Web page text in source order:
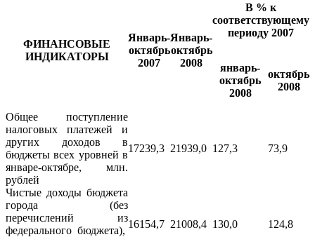
ФИНАНСОВЫЕ
ИНДИКАТОРЫ
Январь-
октябрь
2007
Январь-
октябрь
2008
В % к
соответствующему
периоду 2007
январь-
октябрь
2008
октябрь
2008
Общее поступление
налоговых платежей и
других доходов в
бюджеты всех уровней в
январе-октябре, млн.
рублей
17239,3 21939,0 127,3 73,9
Чистые доходы бюджета
города (без
перечислений из
федерального бюджета),
16154,7 21008,4 130,0 124,8